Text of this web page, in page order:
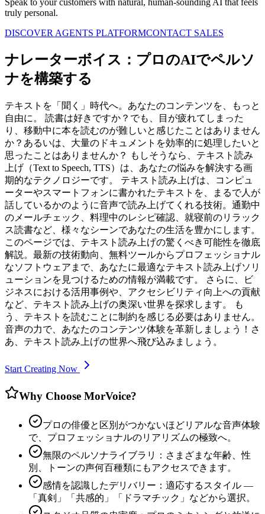
Speak to your customers with natural, human-sounding AI that feels
truly personal.
DISCOVER AGENTS PLATFORMCONTACT SALES
ナレーターボイス：プロのAIでペルソ
ナを構築する
テキストを「聞く」時代へ。あなたのコンテンツを、もっと
自由に。 読書は好きですか？でも、目が疲れてしまった
り、移動中に本を読むのが難しいと感じたことはありません
か？あるいは、大量のドキュメントを効率的に処理したいと
思ったことはありませんか？ もしそうなら、テキスト読み
上げ（Text to Speech, TTS）は、あなたの悩みを解決する画
期的なテクノロジーです。 テキスト読み上げは、コンピュ
ーターやスマートフォンに書かれたテキストを、まるで人が
話しているかのように音声で読み上げてくれる技術。通勤中
のメールチェック、料理中のレシピ確認、就寝前のリラック
ス読書など、様々なシーンであなたの生活を豊かにします。
このページでは、テキスト読み上げの驚くべき可能性を徹底
解説。最新の技術動向、無料ツールからプロフェッショナル
なソフトウェアまで、あなたに最適なテキスト読み上げソリ
ューションを見つけるための情報が満載です。 さらに、ビ
ジネスにおける活用事例や、アクセシビリティ向上への貢献
など、テキスト読み上げの奥深い世界を探求します。 も
う、テキストを読むことに制約を感じる必要はありません。
音声の力で、あなたのコンテンツ体験を革新しましょう！さ
あ、テキスト読み上げの世界へ飛び込みましょう。
Start Creating Now
Why Choose MorVoice?
プロの俳優と区別がつかないほどリアルな音声体験
で、プロフェッショナルのリアリズムの極致へ。
無限のペルソナライブラリ：さまざまな年齢、性
別、トーンの声何百種類にもアクセスできます。
感情を認識したデリバリー：適応するスタイル ―
「真剣」「共感的」「ドラマチック」などから選択。